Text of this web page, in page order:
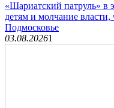
«Шариатский патруль» в
детям и молчание
Подмосковье
03.08.20261